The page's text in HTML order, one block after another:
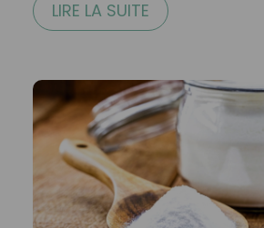
LIRE LA SUITE